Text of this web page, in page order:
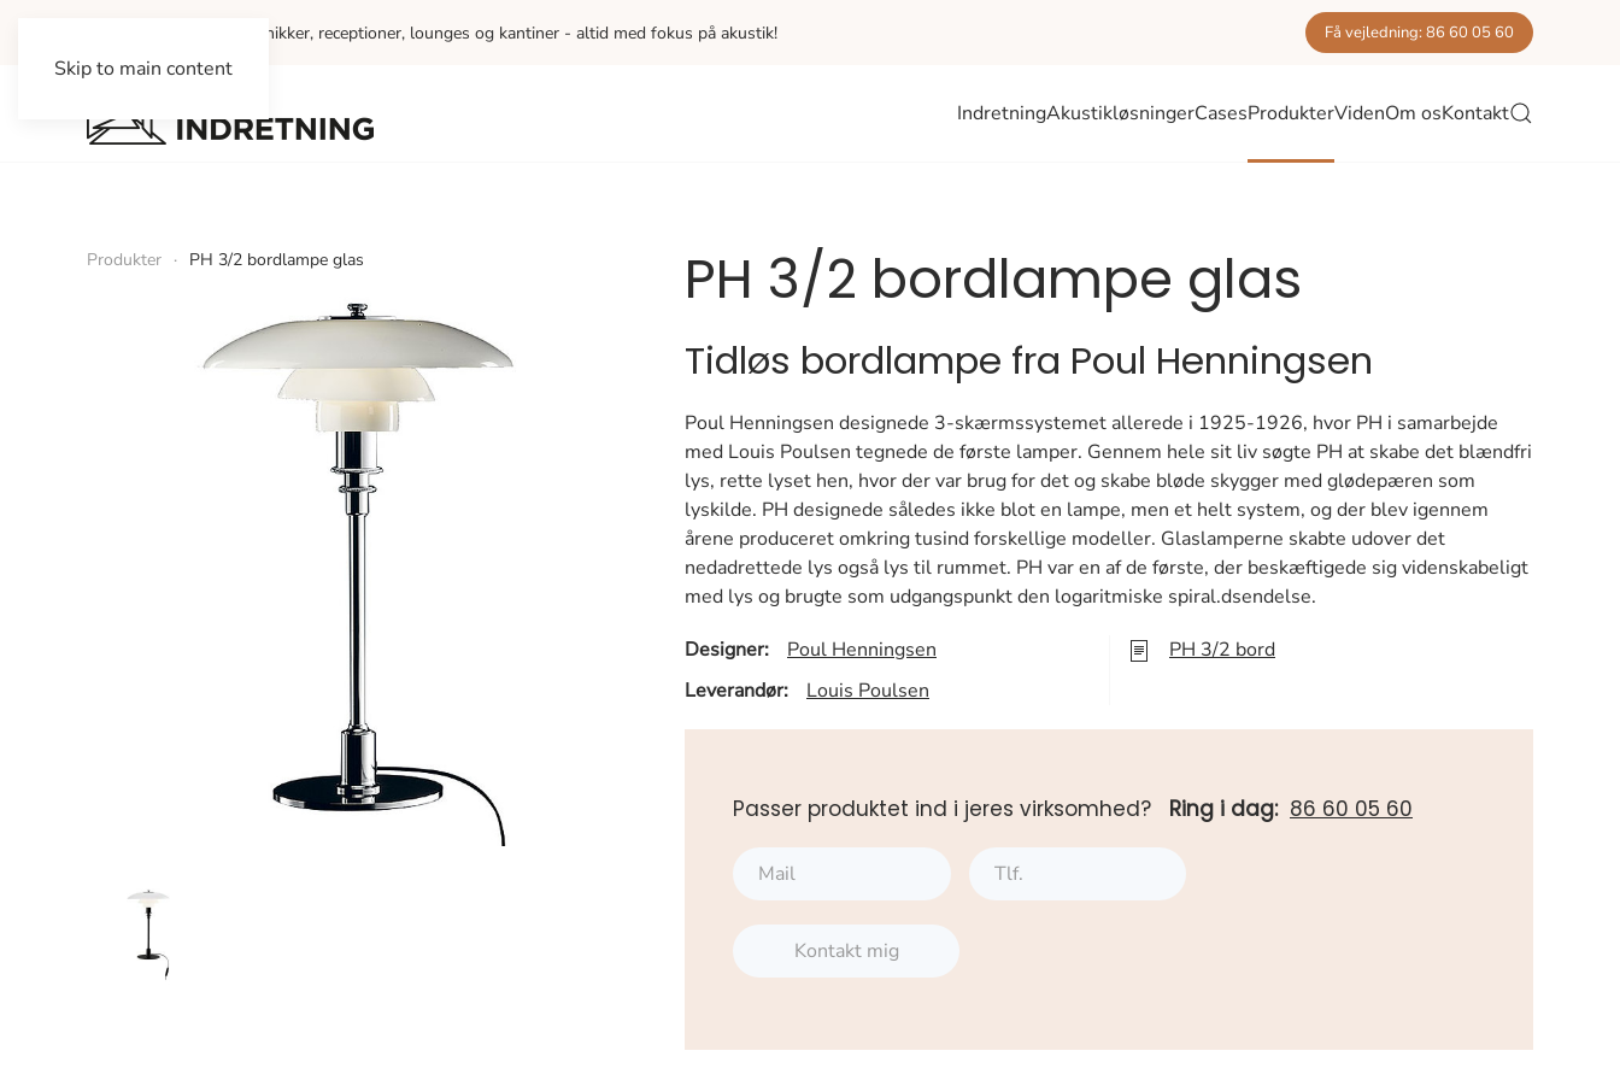
Skip to main content
Vi indretter kontorer, klinikker, receptioner, lounges og kantiner - altid med fokus på akustik! Få vejledning: 86 60 05 60
IndretningAkustikløsningerCasesProdukterVidenOm osKontakt
Produkter PH 3/2 bordlampe glas PH 3/2 bordlampe glas
Tidløs bordlampe fra Poul Henningsen
Poul Henningsen designede 3-skærmssystemet allerede i 1925-1926, hvor PH i samarbejde
med Louis Poulsen tegnede de første lamper. Gennem hele sit liv søgte PH at skabe det blændfri
lys, rette lyset hen, hvor der var brug for det og skabe bløde skygger med glødepæren som
lyskilde. PH designede således ikke blot en lampe, men et helt system, og der blev igennem
årene produceret omkring tusind forskellige modeller. Glaslamperne skabte udover det
nedadrettede lys også lys til rummet. PH var en af de første, der beskæftigede sig videnskabeligt
med lys og brugte som udgangspunkt den logaritmiske spiral.dsendelse.
Designer:
Poul Henningsen
Leverandør:
Louis Poulsen
PH 3/2 bord
Passer produktet ind i jeres virksomhed? Ring i dag: 86 60 05 60
Kontakt mig